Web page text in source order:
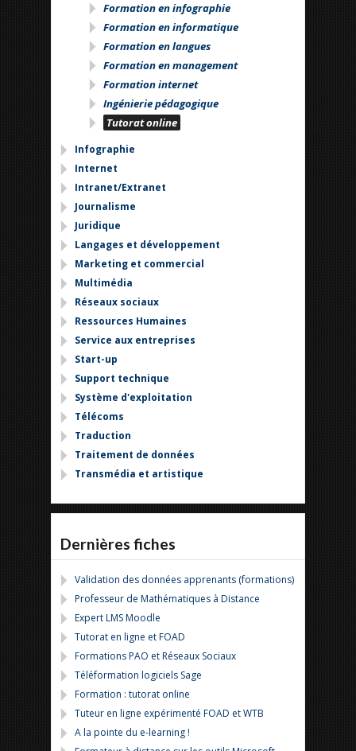
Formation en infographie
Formation en informatique
Formation en langues
Formation en management
Formation internet
Ingénierie pédagogique
Tutorat online
Infographie
Internet
Intranet/Extranet
Journalisme
Juridique
Langages et développement
Marketing et commercial
Multimédia
Réseaux sociaux
Ressources Humaines
Service aux entreprises
Start-up
Support technique
Système d'exploitation
Télécoms
Traduction
Traitement de données
Transmédia et artistique
Dernières fiches
Validation des données apprenants (formations)
Professeur de Mathématiques à Distance
Expert LMS Moodle
Tutorat en ligne et FOAD
Formations PAO et Réseaux Sociaux
Téléformation logiciels Sage
Formation : tutorat online
Tuteur en ligne expérimenté FOAD et WTB
A la pointe du e-learning !